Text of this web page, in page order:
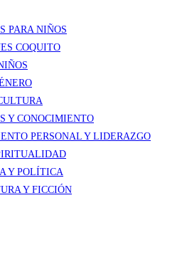
PARA NIÑOS
COQUITO
Y CONOCIMIENTO
PERSONAL Y LIDERAZGO
Y POLÍTICA
Y FICCIÓN